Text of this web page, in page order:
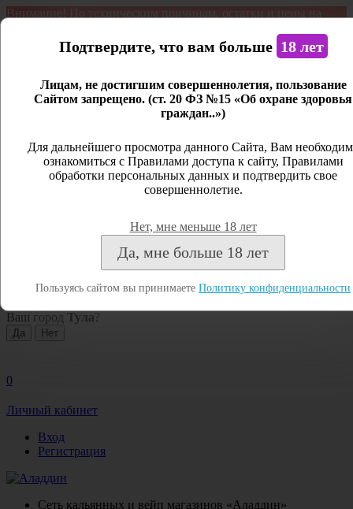
Внимание! По техническим причинам, остатки и цены на
является демонстрационным. Дистанционная продажа не
Открыть сайдбар
Личный кабинет
Закрыть
Посмотреть все результаты
Ваш город Тула ?
0
Личный кабинет
Вход
Регистрация
Сеть кальянных и вейп магазинов «Аладдин»
Подтвердите, что вам больше 18 лет
Лицам, не достигшим совершеннолетия, пользование
Сайтом запрещено. (ст. 20 ФЗ №15 «Об охране здоровья
граждан..»)
Для дальнейшего просмотра данного Сайта, Вам
ознакомиться с Правилами доступа к сайту, Правилами
обработки персональных данных и подтвердить свое
совершеннолетие.
Нет, мне меньше 18 лет
Да, мне больше 18 лет
Пользуясь сайтом вы принимаете Политику конфиденциальности